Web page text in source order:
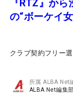
『RTZ』か
の“ボーケイ
クラブ契約フリー
所属ALBA Net
ALBA Net編集